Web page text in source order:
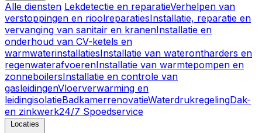
Alle diensten Lekdetectie en reparatieVerhelpen van
verstoppingen en rioolreparatiesInstallatie, reparatie en
vervanging van sanitair en kranenInstallatie en
onderhoud van CV-ketels en
warmwaterinstallatiesInstallatie van waterontharders en
regenwaterafvoerenInstallatie van warmtepompen en
zonneboilersInstallatie en controle van
gasleidingenVloerverwarming en
leidingisolatieBadkamerrenovatieWaterdrukregelingDak-
en zinkwerk24/7 Spoedservice